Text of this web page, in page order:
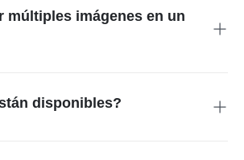
múltiples imágenes en un
disponibles?